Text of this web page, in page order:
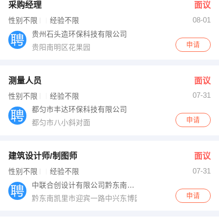
采购经理 面议
性别不限 经验不限
08-01
贵州石头造环保科技有限公司
贵阳南明区花果园
申请
测量人员 面议
性别不限 经验不限
07-31
都匀市丰达环保科技有限公司
都匀市八小斜对面
申请
建筑设计师/制图师 面议
性别不限 经验不限
07-31
中联合创设计有限公司黔东南分公司
黔东南凯里市迎宾一路中兴东博园一栋201
申请